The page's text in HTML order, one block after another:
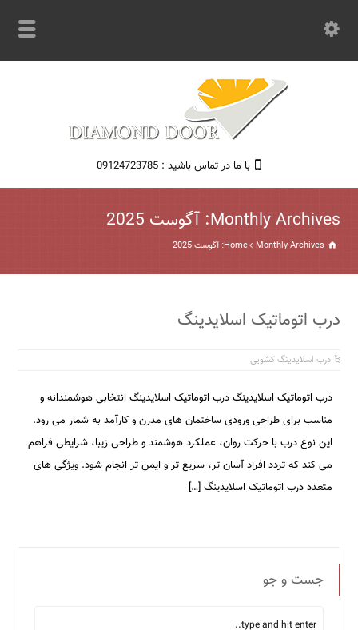
با ما در تماس باشید : 09124723785
Monthly Archives: آگوست 2025
Home Monthly Archives: آگوست 2025
درب اتوماتیک اسلایدینگ
درب اسلایدینگ کشویی
درب اتوماتیک اسلایدینگ درب اتوماتیک اسلایدینگ انتخابی هوشمندانه و
مناسب برای طراحی ورودی ساختمان های مدرن و کارآمد به شمار می رود.
این نوع درب با حرکت روان، عملکرد هوشمند و طراحی زیبا، شرایطی فراهم
می کند که تردد افراد آسان تر، سریع تر و ایمن تر انجام شود. ویژگی های
متعدد درب اتوماتیک اسلایدینگ […]
جست و جو